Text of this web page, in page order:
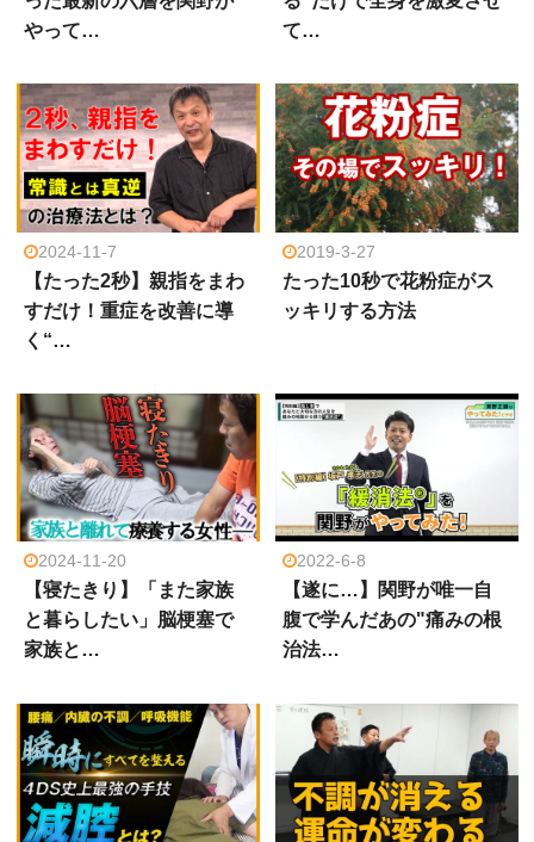
やって…
て…
2024-11-7
【たった2秒】親指をまわ
すだけ！重症を改善に導
く“…
2019-3-27
たった10秒で花粉症がス
ッキリする方法
2024-11-20
【寝たきり】「また家族
と暮らしたい」脳梗塞で
家族と…
2022-6-8
【遂に…】関野が唯一自
腹で学んだあの"痛みの根
治法…